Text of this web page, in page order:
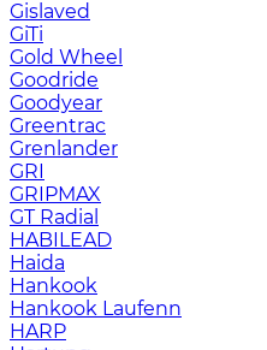
Gislaved
GiTi
Gold Wheel
Goodride
Goodyear
Greentrac
Grenlander
GRI
GRIPMAX
GT Radial
HABILEAD
Haida
Hankook
Hankook Laufenn
HARP